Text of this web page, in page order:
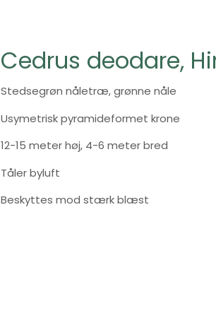
Cedrus deodare,
Stedsegrøn nåletræ, grønne nåle
Usymetrisk pyramideformet krone
12-15 meter høj, 4-6 meter bred
Tåler byluft
Beskyttes mod stærk blæst